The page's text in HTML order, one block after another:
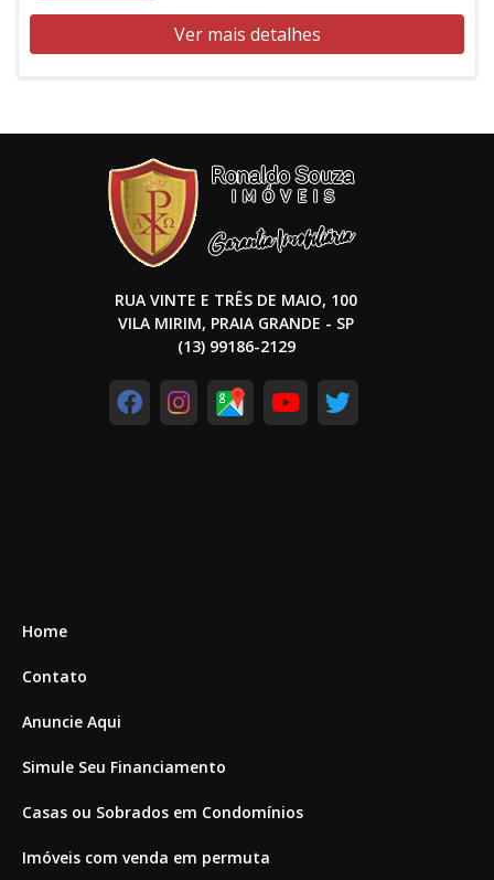
Ver mais detalhes
RUA VINTE E TRÊS DE MAIO, 100
VILA MIRIM, PRAIA GRANDE - SP
(13) 99186-2129
Home
Contato
Anuncie Aqui
Simule Seu Financiamento
Casas ou Sobrados em Condomínios
Imóveis com venda em permuta